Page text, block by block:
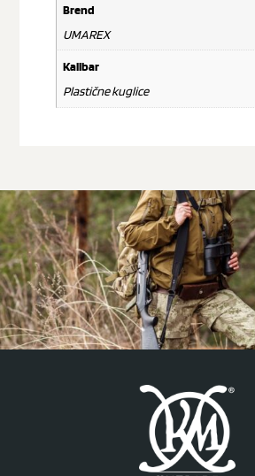
Brend
UMAREX
Kalibar
Plastične kuglice